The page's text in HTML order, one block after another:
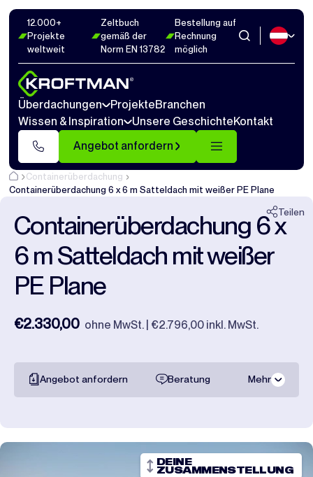
12.000+
Projekte
weltweit
Zeltbuch
gemäß der
Norm EN 13782
Bestellung auf
Rechnung
möglich
Überdachungen ProjekteBranchen
Wissen & Inspiration
Unsere GeschichteKontakt
Angebot anfordern
Containerüberdachung
Containerüberdachung 6 x 6 m Satteldach mit weißer PE Plane
Teilen
Containerüberdachung 6 x
6 m Satteldach mit weißer
PE Plane
€2.330,00 ohne MwSt. | €2.796,00 inkl. MwSt.
Angebot anfordern Beratung Mehr
Transportpreise
DEINE
ZUSAMMENSTELLUNG
Fotos Abmaße1 Videos
Schließen